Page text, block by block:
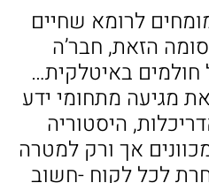
לרומא שחיים
הזאת, חבר’ה
באיטלקית…
מגיעה מתחומי ידע
היסטוריה
אך ורק למטרה
לכל לקוח -חשוב